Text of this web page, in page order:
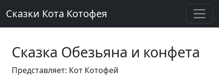
Сказки Кота Котофея
Сказка Обезьяна и конфета
Представляет: Кот Котофей